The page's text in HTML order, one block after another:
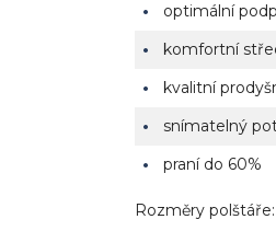
optimální
komfortní
kvalitní
snímatelný
praní do 60%
Rozměry